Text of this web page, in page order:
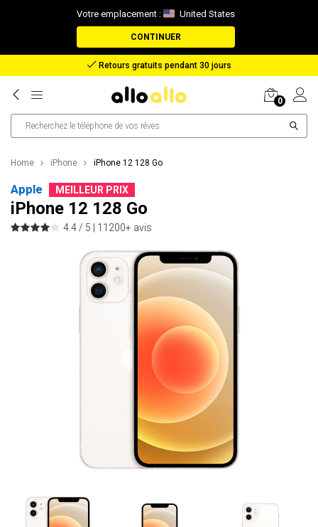
Votre emplacement : United States
CONTINUER
Remboursement en cas de perte de colis
0
Home iPhone iPhone 12 128 Go
Apple MEILLEUR PRIX
iPhone 12 128 Go
4.4 / 5 | 11200+ avis